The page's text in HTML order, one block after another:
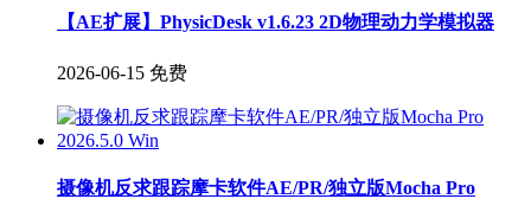
【AE扩展】PhysicDesk v1.6.23 2D物理动力学模拟器
2026-06-15 免费
摄像机反求跟踪摩卡软件AE/PR/独立版Mocha Pro